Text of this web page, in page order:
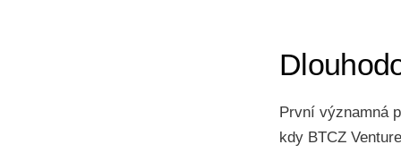
První významná
kdy BTCZ